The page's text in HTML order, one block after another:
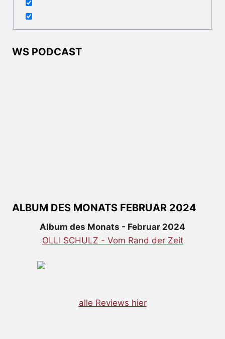
WS PODCAST
ALBUM DES MONATS FEBRUAR 2024
Album des Monats - Februar 2024
OLLI SCHULZ - Vom Rand der Zeit
alle Reviews hier